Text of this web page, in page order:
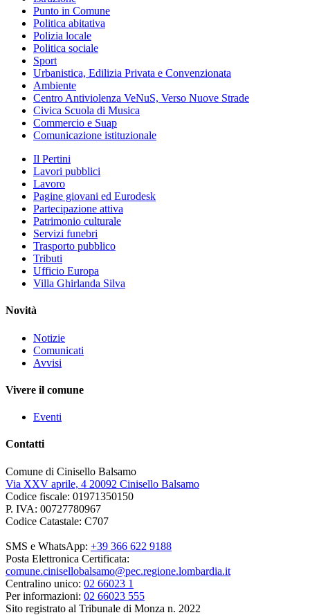
Punto in Comune
Politica abitativa
Polizia locale
Politica sociale
Sport
Urbanistica, Edilizia Privata e Convenzionata
Ambiente
Centro Antiviolenza VeNuS, Verso Nuove Strade
Civica Scuola di Musica
Commercio e Suap
Comunicazione istituzionale
Il Pertini
Lavori pubblici
Lavoro
Pagine giovani ed Eurodesk
Partecipazione attiva
Patrimonio culturale
Servizi funebri
Trasporto pubblico
Tributi
Ufficio Europa
Villa Ghirlanda Silva
Novità
Notizie
Comunicati
Avvisi
Vivere il comune
Eventi
Contatti
Comune di Cinisello Balsamo
Via XXV aprile, 4 20092 Cinisello Balsamo
Codice fiscale: 01971350150
P. IVA: 00727780967
Codice Catastale: C707
SMS e WhatsApp: +39 366 622 9188
Posta Elettronica Certificata:
comune.cinisellobalsamo@pec.regione.lombardia.it
Centralino unico: 02 66023 1
Per informazioni: 02 66023 555
Sito registrato al Tribunale di Monza n. 2022